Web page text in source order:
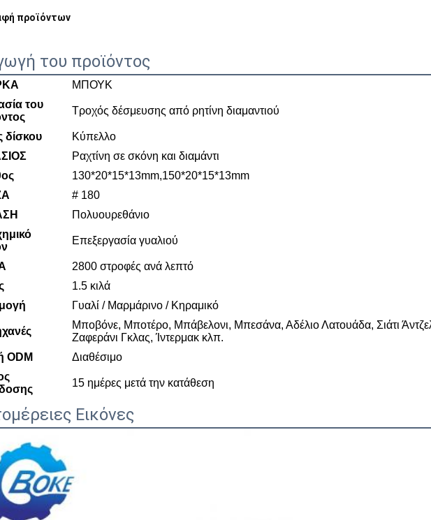
προϊόντων
του προϊόντος
ΜΠΟΥΚ
του
Τροχός δέσμευσης από ρητίνη διαμαντιού
δίσκου
Κύπελλο
Ραχτίνη σε σκόνη και διαμάντι
130*20*15*13mm,150*20*15*13mm
# 180
Πολυουρεθάνιο
Επεξεργασία γυαλιού
2800 στροφές ανά λεπτό
1.5 κιλά
Γυαλί / Μαρμάρινο / Κηραμικό
Μποβόνε, Μποτέρο, Μπάβελονι, Μπεσάνα, Αδέλιο Λατουάδα, Σιάτι
Ζαφεράνι Γκλας, Ίντερμακ κλπ.
ODM
Διαθέσιμο
15 ημέρες μετά την κατάθεση
Εικόνες